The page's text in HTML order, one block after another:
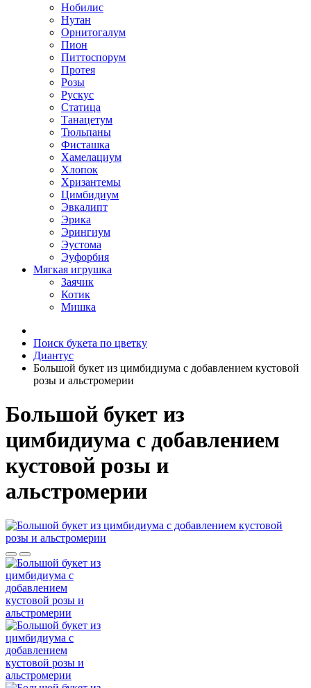
Нобилис
Нутан
Орнитогалум
Пион
Питтоспорум
Протея
Розы
Рускус
Статица
Танацетум
Тюльпаны
Фисташка
Хамелациум
Хлопок
Хризантемы
Цимбидиум
Эвкалипт
Эрика
Эрингиум
Эустома
Эуфорбия
Мягкая игрушка
Заячик
Котик
Мишка
Поиск букета по цветку
Диантус
Большой букет из цимбидиума c добавлением кустовой
розы и альстромерии
Большой букет из
цимбидиума c добавлением
кустовой розы и
альстромерии